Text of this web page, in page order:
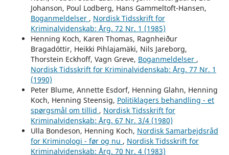
Johanson, Poul Lodberg, Hans Gammeltoft-Hansen,
Boganmeldelser , Nordisk Tidsskrift for
Kriminalvidenskab: Årg. 72 Nr. 1 (1985)
Henning Koch, Karen Thomas, Ragnheiður
Bragadóttir, Heikki Pihlajamäki, Nils Jareborg,
Thorstein Eckhoff, Vagn Greve, Boganmeldelser ,
Nordisk Tidsskrift for Kriminalvidenskab: Årg. 77 Nr. 1
(1990)
Peter Blume, Annette Esdorf, Henning Glahn, Henning
Koch, Henning Steensig, Politiklagers behandling - et
spørgsmål om tillid , Nordisk Tidsskrift for
Kriminalvidenskab: Årg. 67 Nr. 3/4 (1980)
Ulla Bondeson, Henning Koch, Nordisk Samarbejdsråd
for Kriminologi - før og nu , Nordisk Tidsskrift for
Kriminalvidenskab: Årg. 70 Nr. 4 (1983)